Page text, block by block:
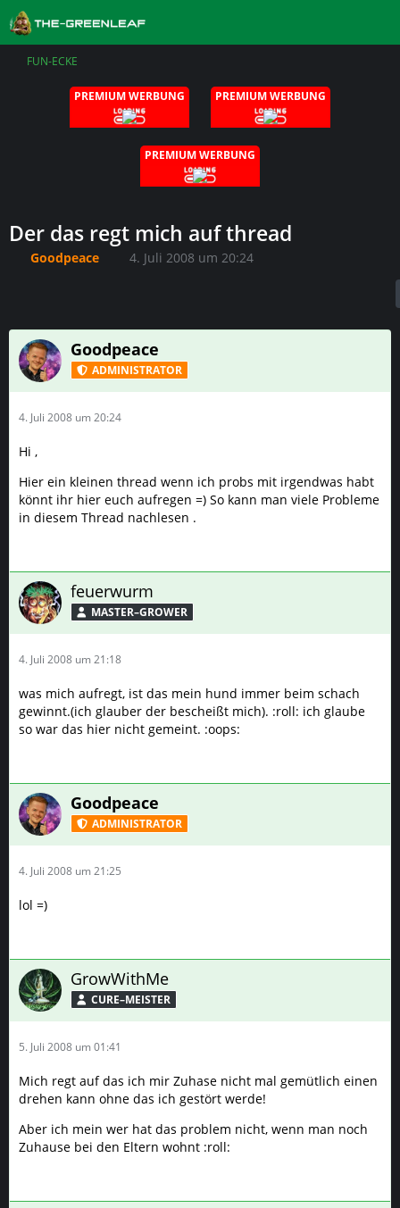
FUN-ECKE
PREMIUM WERBUNG PREMIUM WERBUNG
PREMIUM WERBUNG
Der das regt mich auf thread
Goodpeace 4. Juli 2008 um 20:24
Goodpeace
ADMINISTRATOR
4. Juli 2008 um 20:24
Hi ,
Hier ein kleinen thread wenn ich probs mit irgendwas habt
könnt ihr hier euch aufregen =) So kann man viele Probleme
in diesem Thread nachlesen .
feuerwurm
MASTER–GROWER
4. Juli 2008 um 21:18
was mich aufregt, ist das mein hund immer beim schach
gewinnt.(ich glauber der bescheißt mich). :roll: ich glaube
so war das hier nicht gemeint. :oops:
Goodpeace
ADMINISTRATOR
4. Juli 2008 um 21:25
lol =)
GrowWithMe
CURE–MEISTER
5. Juli 2008 um 01:41
Mich regt auf das ich mir Zuhase nicht mal gemütlich einen
drehen kann ohne das ich gestört werde!
Aber ich mein wer hat das problem nicht, wenn man noch
Zuhause bei den Eltern wohnt :roll: